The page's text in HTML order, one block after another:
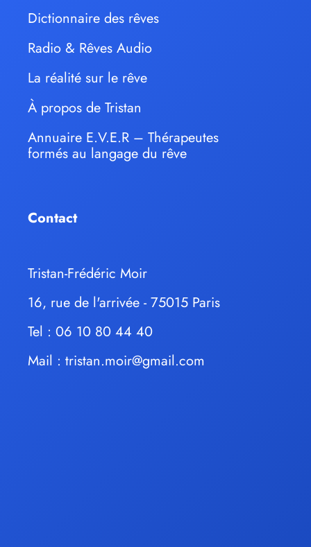
Dictionnaire des rêves
Radio & Rêves Audio
La réalité sur le rêve
À propos de Tristan
Annuaire E.V.E.R – Thérapeutes
formés au langage du rêve
Contact
Tristan-Frédéric Moir
16, rue de l'arrivée - 75015 Paris
Tel : 06 10 80 44 40
Mail : tristan.moir@gmail.com